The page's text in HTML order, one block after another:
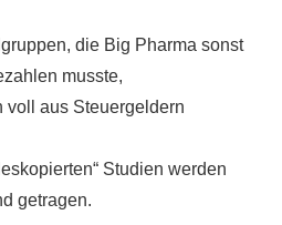
die Big Pharma sonst
musste,
voll aus Steuergeldern
Studien werden
getragen.